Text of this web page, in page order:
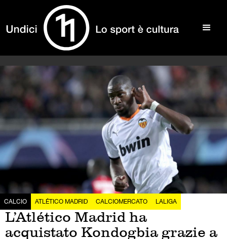
CALCIO ATLÉTICO MADRID CALCIOMERCATO LALIGA
L’Atlético Madrid ha
acquistato Kondogbia grazie a